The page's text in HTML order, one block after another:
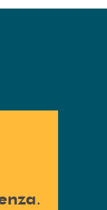
Vai alla pagina della
.